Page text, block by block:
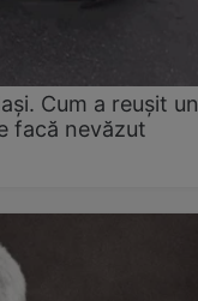
Cum a reușit un
facă nevăzut